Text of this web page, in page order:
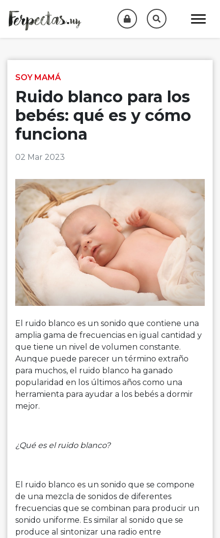
SOY MAMÁ
Ruido blanco para los
bebés: qué es y cómo
funciona
02 Mar 2023
El ruido blanco es un sonido que contiene una
amplia gama de frecuencias en igual cantidad y
que tiene un nivel de volumen constante.
Aunque puede parecer un término extraño
para muchos, el ruido blanco ha ganado
popularidad en los últimos años como una
herramienta para ayudar a los bebés a dormir
mejor.
¿Qué es el ruido blanco?
El ruido blanco es un sonido que se compone
de una mezcla de sonidos de diferentes
frecuencias que se combinan para producir un
sonido uniforme. Es similar al sonido que se
produce al sintonizar una radio entre